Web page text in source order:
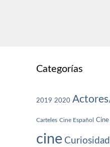
Categorías
2019 2020
Carteles Cine Español
cine